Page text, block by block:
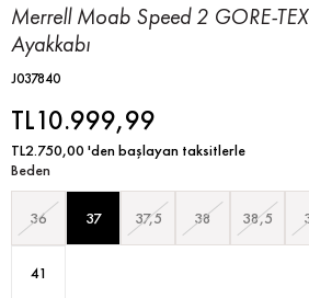
Merrell Moab Speed 2 GORE-
Ayakkabı
J037840
TL10.999,99
TL2.750,00 'den başlayan taksitlerle
Beden
36 37 37,5 38 38,5
41